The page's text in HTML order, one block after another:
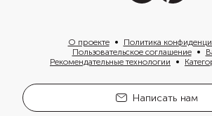
О проекте
Политика
Пользовательское соглашение
Рекомендательные технологии
Написать нам